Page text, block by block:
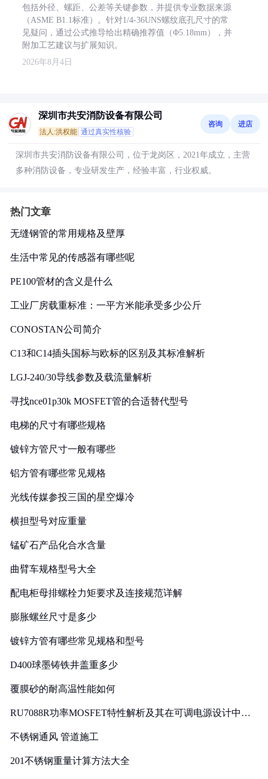
包括外径、螺距、公差等关键参数，并提供专业数据来源
（ASME B1.1标准）。针对1/4-36UNS螺纹底孔尺寸的常
见疑问，通过公式推导给出精确推荐值（Φ5.18mm），并
附加工艺建议与扩展知识。
2026年8月4日
深圳市共安消防设备有限公司
法人:洪权能 通过真实性核验
咨询 进店
深圳市共安消防设备有限公司，位于龙岗区，2021年成立，主营
多种消防设备，专业研发生产，经验丰富，行业权威。
热门文章
无缝钢管的常用规格及壁厚
生活中常见的传感器有哪些呢
PE100管材的含义是什么
工业厂房载重标准：一平方米能承受多少公斤
CONOSTAN公司简介
C13和C14插头国标与欧标的区别及其标准解析
LGJ-240/30导线参数及载流量解析
寻找nce01p30k MOSFET管的合适替代型号
电梯的尺寸有哪些规格
镀锌方管尺寸一般有哪些
铝方管有哪些常见规格
光线传媒参投三国的星空爆冷
横担型号对应重量
锰矿石产品化合水含量
曲臂车规格型号大全
配电柜母排螺栓力矩要求及连接规范详解
膨胀螺丝尺寸是多少
镀锌方管有哪些常见规格和型号
D400球墨铸铁井盖重多少
覆膜砂的耐高温性能如何
RU7088R功率MOSFET特性解析及其在可调电源设计中的
不锈钢通风 管道施工
201不锈钢重量计算方法大全